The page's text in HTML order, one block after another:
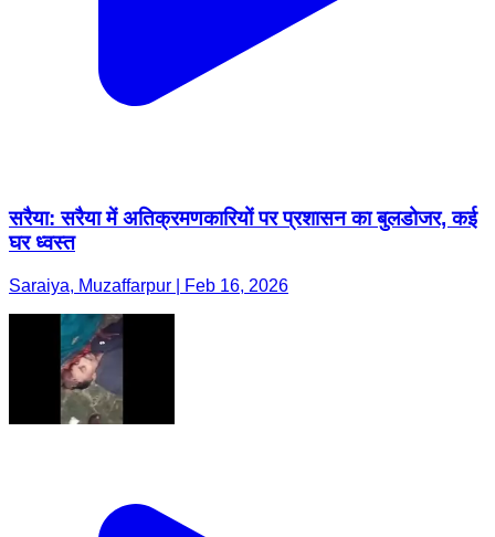
सरैया: सरैया में अतिक्रमणकारियों पर प्रशासन का बुलडोजर, कई
घर ध्वस्त
Saraiya, Muzaffarpur | Feb 16, 2026